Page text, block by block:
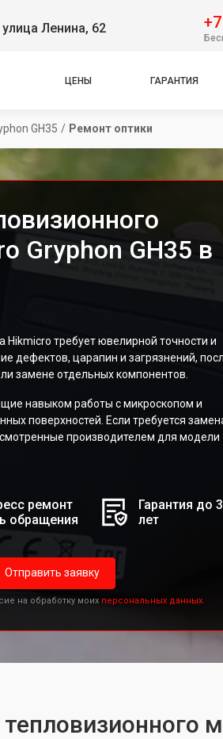
улица Ленина, 62
ЦЕНЫ ГАРАНТИЯ
GH35 / Ремонт оптики
Gryphon GH35 в
Hikmicro требует ювелирной точности и
дефектов, царапин и загрязнений,
замене отдельных компонентов.
навыком работы с микроскопом и
поверхностей. Если требуется
производителем для модели
ремонт
обращения
Гарантия до
лет
Отправить заявку
на обработку моих персональных данных.